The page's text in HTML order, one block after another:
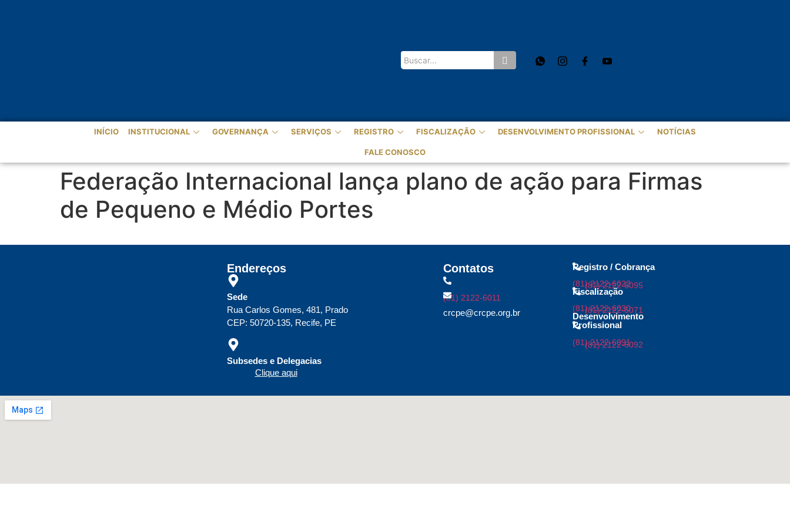
INÍCIO INSTITUCIONAL GOVERNANÇA SERVIÇOS REGISTRO FISCALIZAÇÃO DESENVOLVIMENTO PROFISSIONAL NOTÍCIAS
FALE CONOSCO
Federação Internacional lança plano de ação para Firmas
de Pequeno e Médio Portes
Endereços
Sede
Rua Carlos Gomes, 481, Prado
CEP: 50720-135, Recife, PE
Subsedes e Delegacias
Clique aqui
Contatos
(81) 2122-6011
crcpe@crcpe.org.br
Registro / Cobrança
(81) 2122-6022
(81) 2122-6095
Fiscalização
(81) 2122-6030
(81) 2122-6071
Desenvolvimento
Profissional
(81) 2122-6091
(81) 2122-6092